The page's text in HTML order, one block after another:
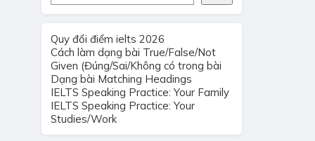
Quy đổi điểm ielts 2026
Cách làm dạng bài True/False/Not
Given (Đúng/Sai/Không có trong bài
Dạng bài Matching Headings
IELTS Speaking Practice: Your Family
IELTS Speaking Practice: Your
Studies/Work